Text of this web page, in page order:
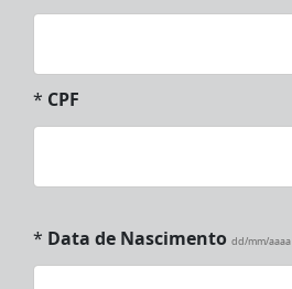
* CPF
* Data de Nascimento dd/mm/aaaa